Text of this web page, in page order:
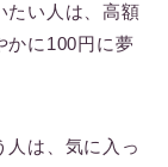
たい人は、高額
かに100円に夢
人は、気に入っ